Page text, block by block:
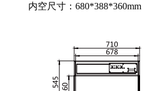
内空尺寸：680*388*360mm